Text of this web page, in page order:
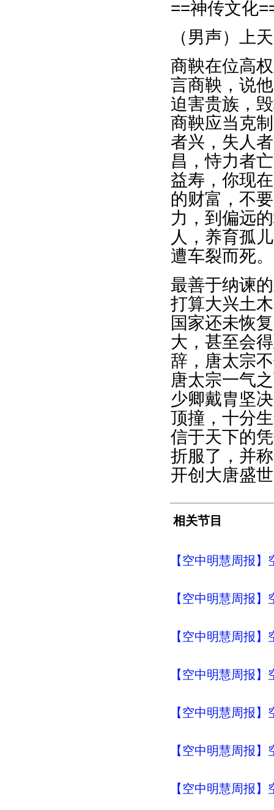
==神传文化
（男声）上
商鞅在位高
言商鞅，说
迫害贵族，
商鞅应当克
者兴，失人
昌，恃力者
益寿，你现
的财富，不
力，到偏远
人，养育孤
遭车裂而死。
最善于纳谏
打算大兴土
国家还未恢
大，甚至会
辞，唐太宗
唐太宗一气
少卿戴胄坚
顶撞，十分
信于天下的
折服了，并
开创大唐盛
相关节目
【空中明慧周报
【空中明慧周报
【空中明慧周报
【空中明慧周报
【空中明慧周报
【空中明慧周报
【空中明慧周报